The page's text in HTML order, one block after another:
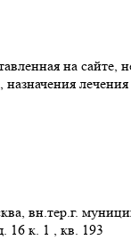
на сайте,
назначения
вн.тер.г.
16 к. 1 , кв. 193